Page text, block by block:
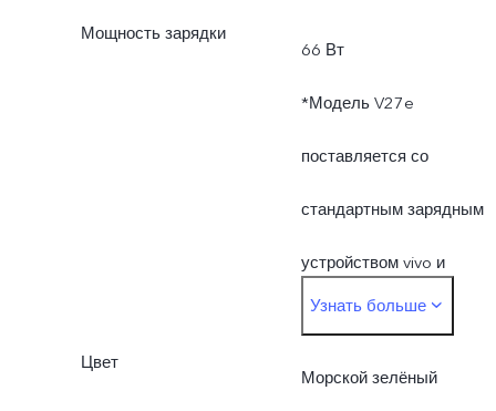
памяти занята
операционной системой
предустановленными
приложениями.
Мощность зарядки
66 Вт
*Модель V27e
поставляется со
стандартным зарядным
устройством vivo и
поддерживает зарядку с
мощностью до 66 Вт.
Узнать больше
Цвет
Морской зелёный